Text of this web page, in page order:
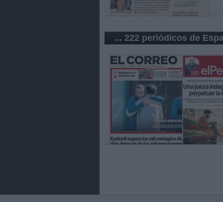
... 222 periódicos de